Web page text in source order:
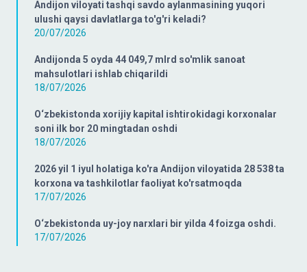
Andijon viloyati tashqi savdo aylanmasining yuqori
ulushi qaysi davlatlarga to'g'ri keladi?
20/07/2026
Andijonda 5 oyda 44 049,7 mlrd so'mlik sanoat
mahsulotlari ishlab chiqarildi
18/07/2026
O‘zbekistonda xorijiy kapital ishtirokidagi korxonalar
soni ilk bor 20 mingtadan oshdi
18/07/2026
2026 yil 1 iyul holatiga ko'ra Andijon viloyatida 28 538 ta
korxona va tashkilotlar faoliyat ko'rsatmoqda
17/07/2026
O‘zbekistonda uy-joy narxlari bir yilda 4 foizga oshdi.
17/07/2026